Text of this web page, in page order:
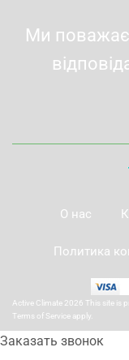
Ми
О нас
Политика
Active Climate 2026 This site is
Terms of Service apply.
Заказать звонок